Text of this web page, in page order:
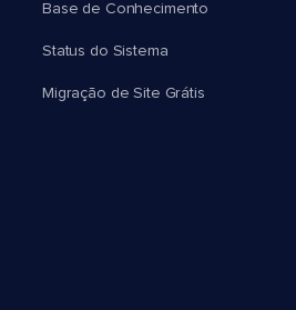
Base de Conhecimento
Status do Sistema
Migração de Site Grátis